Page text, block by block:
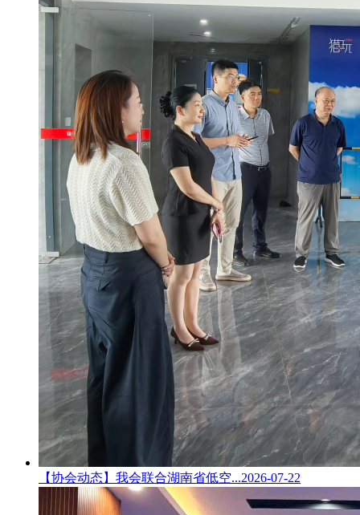
【协会动态】我会联合湖南省低空...2026-07-22